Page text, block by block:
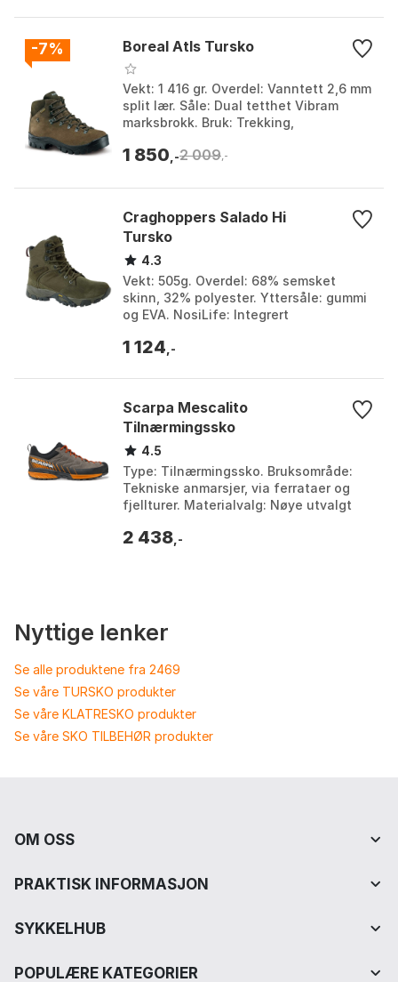
-7% Boreal Atls Tursko
Vekt: 1 416 gr. Overdel: Vanntett 2,6 mm
split lær. Såle: Dual tetthet Vibram
marksbrokk. Bruk: Trekking,
Brown. Størrelse: EU 3...
1 850 ,-2 009 ,-
Craghoppers Salado Hi
Tursko
4.3
Vekt: 505g. Overdel: 68% semsket
skinn, 32% polyester. Yttersåle: gummi
og EVA. NosiLife: Integrert
Størrelse: EU 41, EU 47...
1 124 ,-
Scarpa Mescalito
Tilnærmingssko
4.5
Type: Tilnærmingssko. Bruksområde:
Tekniske anmarsjer, via ferrataer og
fjellturer. Materialvalg: Nøye utvalgt
Komfort: D...
2 438 ,-
Nyttige lenker
Se alle produktene fra 2469
Se våre TURSKO produkter
Se våre KLATRESKO produkter
Se våre SKO TILBEHØR produkter
OM OSS
PRAKTISK INFORMASJON
SYKKELHUB
POPULÆRE KATEGORIER